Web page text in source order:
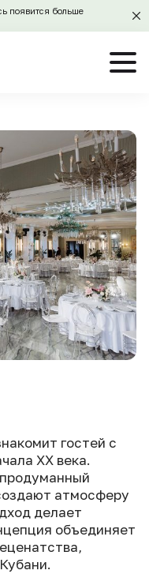
появится больше
гостей с
XX века.
атмосферу
делает
объединяет